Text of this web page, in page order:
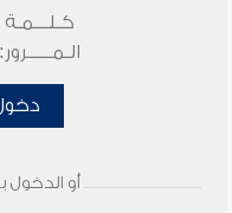
كـلـــمـة
الـمـــــرور:
أو